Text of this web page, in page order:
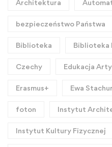
Architektura
bezpieczeństwo Państwa
Biblioteka Biblioteka
Czechy Edukacja
Erasmus+ Ewa
foton Instytut
Instytut Kultury Fizycznej